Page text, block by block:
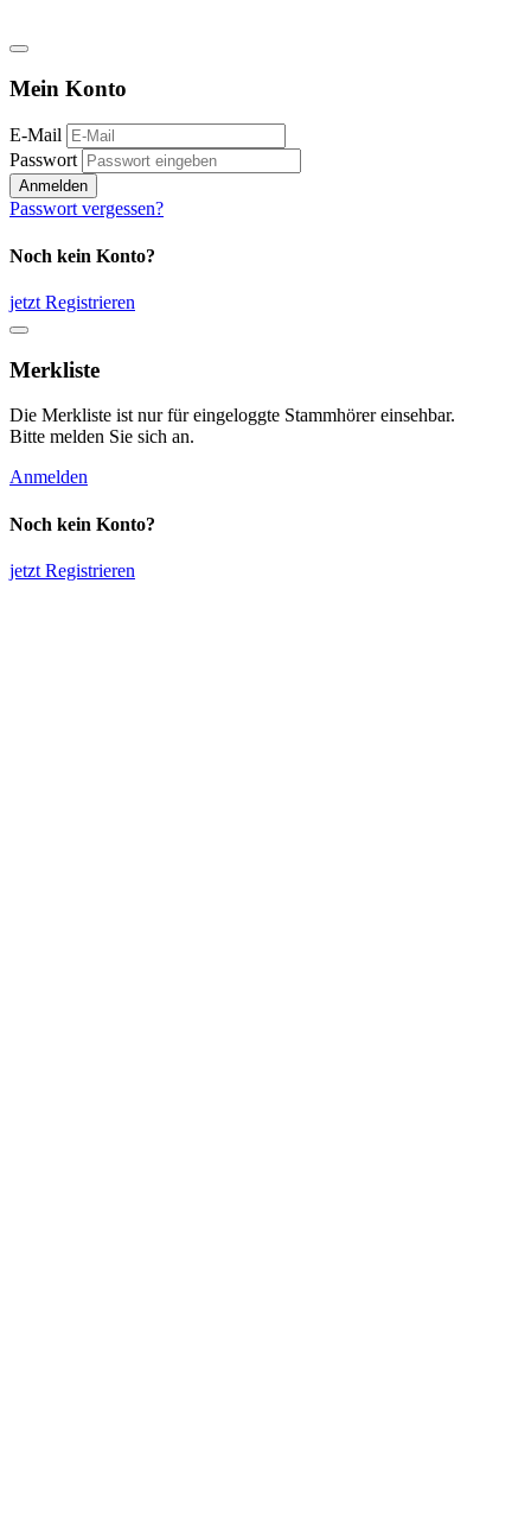
Mein Konto
E-Mail
Passwort
Anmelden
Passwort vergessen?
Noch kein Konto?
jetzt Registrieren
Merkliste
Die Merkliste ist nur für eingeloggte Stammhörer einsehbar.
Bitte melden Sie sich an.
Anmelden
Noch kein Konto?
jetzt Registrieren